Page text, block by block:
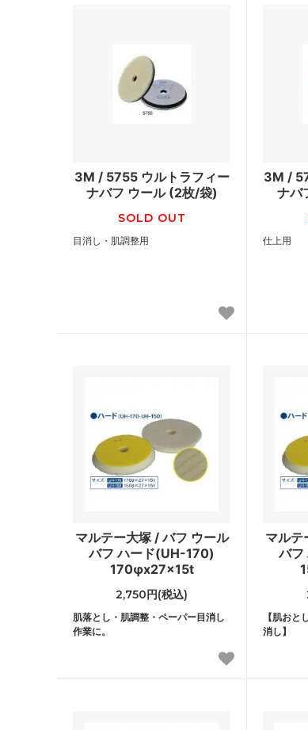
3M / 5755 ウルトラフィー
ナバフ ウール (2枚/袋)
SOLD OUT
目消し・肌調整用
3M /
ナバ
仕上用
マルテー大塚 / バフ ウール
バフ ハード(UH-170)
170φx27x15t
2,750円(税込)
肌落とし・肌調整・ペーパー目消し
作業に。
マルテ
バ
【肌おと
消し】